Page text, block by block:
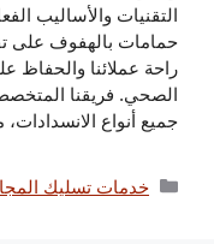
التقنيات والأساليب
حمامات بالهفوف على
راحة عملائنا والحفاظ
الصحي. فريقنا
جميع أنواع
التصنيفات
خدمات تسليك